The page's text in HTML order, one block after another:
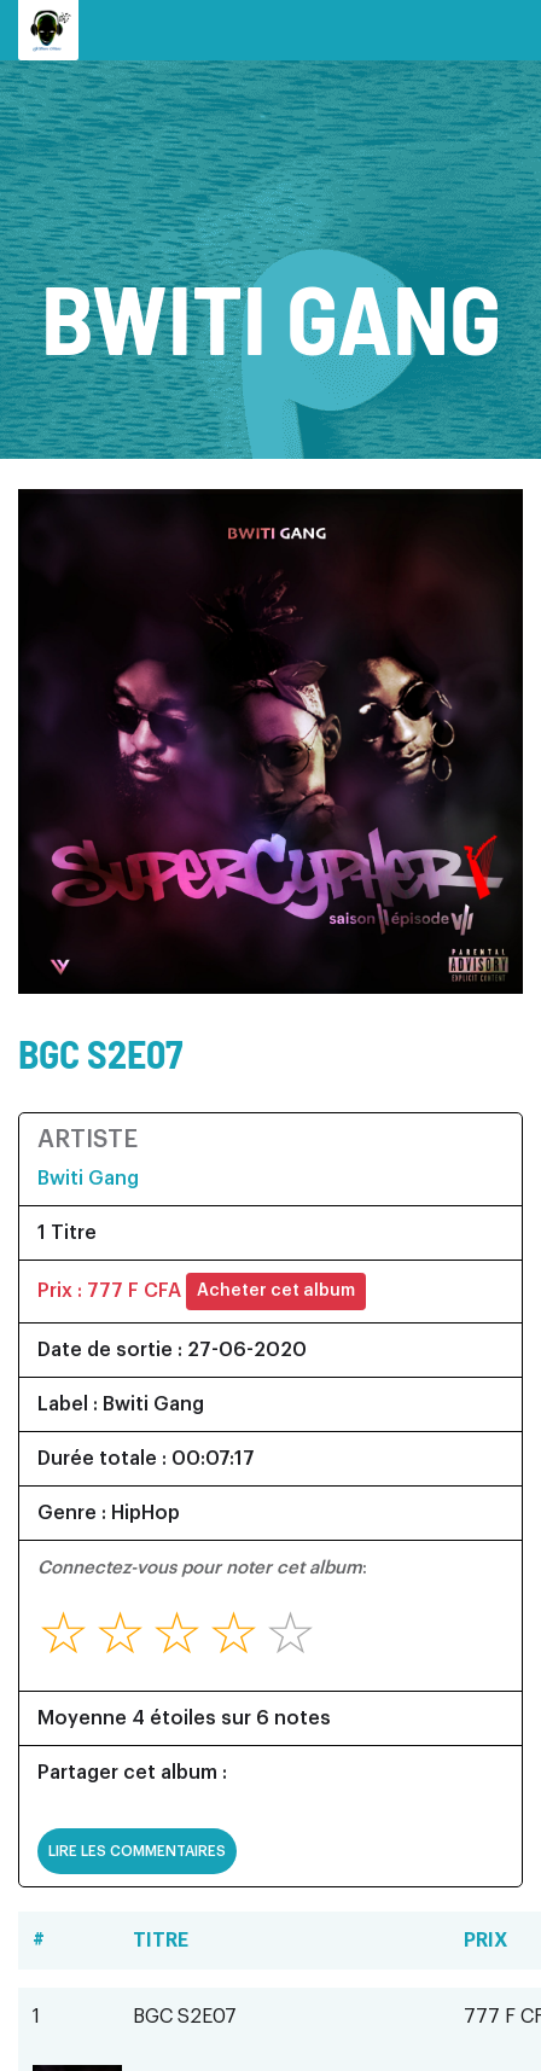
BWITI GANG
BGC S2E07
ARTISTE
Bwiti Gang
1 Titre
Prix : 777 F CFA Acheter cet album
Date de sortie : 27-06-2020
Label : Bwiti Gang
Durée totale : 00:07:17
Genre : HipHop
Connectez-vous pour noter cet album:
☆
☆
☆
☆
☆
Moyenne 4 étoiles sur 6 notes
Partager cet album :
LIRE LES COMMENTAIRES
# TITRE PRIX
1 BGC S2E07 777 F